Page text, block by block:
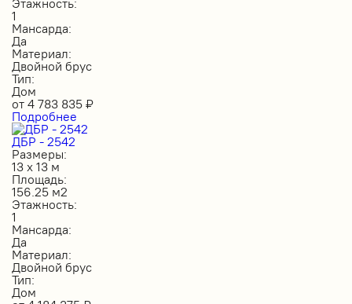
1
Мансарда:
Да
Материал:
Двойной брус
Тип:
Дом
от 4 783 835 ₽
Подробнее
ДБР - 2542
Размеры:
13 х 13 м
Площадь:
156.25 м2
Этажность:
1
Мансарда:
Да
Материал:
Двойной брус
Тип:
Дом